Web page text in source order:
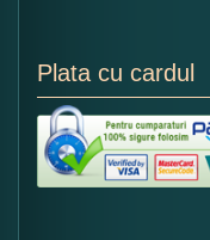
Plata cu cardul